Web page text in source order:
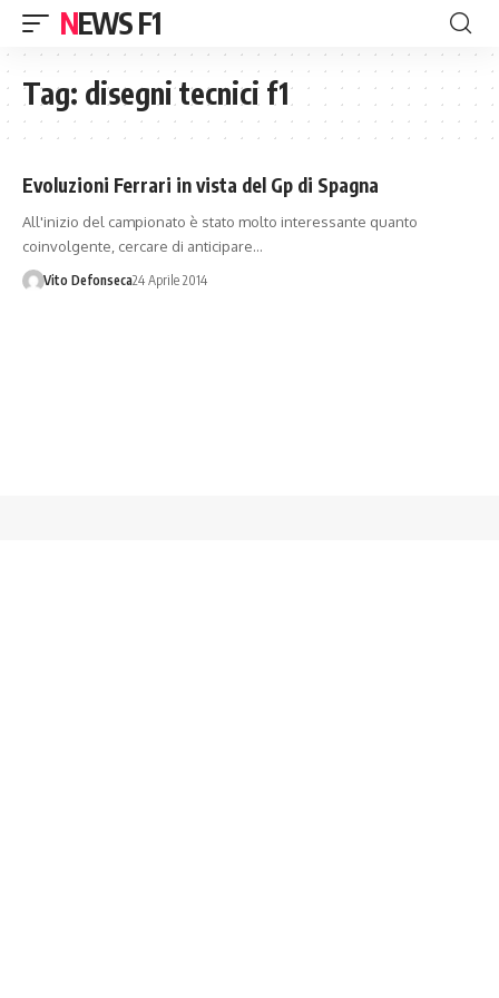
NEWS F1
Tag: disegni tecnici f1
Evoluzioni Ferrari in vista del Gp di Spagna
All'inizio del campionato è stato molto interessante quanto
coinvolgente, cercare di anticipare…
Vito Defonseca24 Aprile 2014